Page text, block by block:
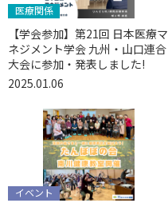
医療関係
【学会参加】第21回 日本医療マ
ネジメント学会 九州・山口連合
大会に参加・発表しました!
2025.01.06
イベント